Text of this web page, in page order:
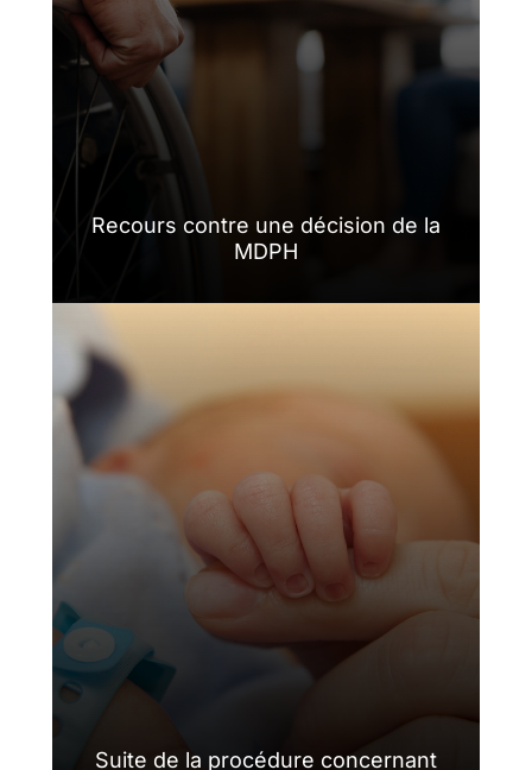
Recours contre une décision de la
MDPH
Suite de la procédure concernant